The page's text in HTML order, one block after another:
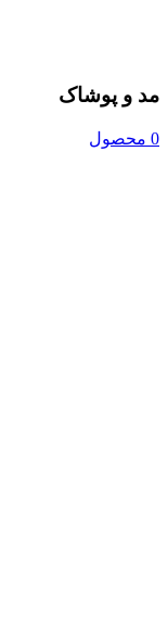
مد و پوشاک
0 محصول